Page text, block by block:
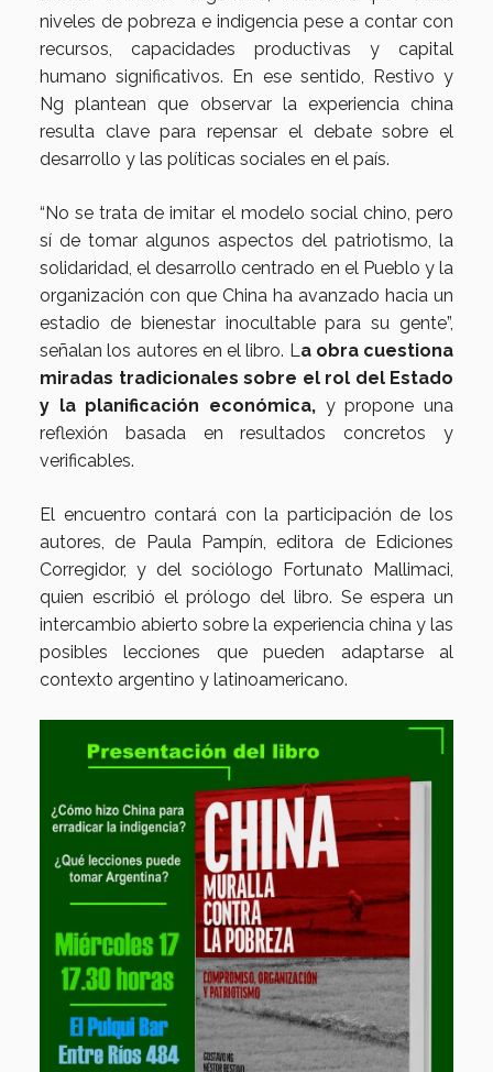
niveles de pobreza e indigencia pese a contar con
recursos, capacidades productivas y capital
humano significativos. En ese sentido, Restivo y
Ng plantean que observar la experiencia china
resulta clave para repensar el debate sobre el
desarrollo y las políticas sociales en el país.
“No se trata de imitar el modelo social chino, pero
sí de tomar algunos aspectos del patriotismo, la
solidaridad, el desarrollo centrado en el Pueblo y la
organización con que China ha avanzado hacia un
estadio de bienestar inocultable para su gente”,
señalan los autores en el libro. La obra cuestiona
miradas tradicionales sobre el rol del Estado
y la planificación económica, y propone una
reflexión basada en resultados concretos y
verificables.
El encuentro contará con la participación de los
autores, de Paula Pampín, editora de Ediciones
Corregidor, y del sociólogo Fortunato Mallimaci,
quien escribió el prólogo del libro. Se espera un
intercambio abierto sobre la experiencia china y las
posibles lecciones que pueden adaptarse al
contexto argentino y latinoamericano.